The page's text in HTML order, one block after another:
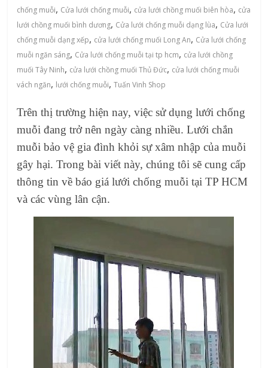
chống muỗi, Cửa lưới chống muỗi, cửa lưới chồng muối biên hòa, cửa
lưới chồng muối bình dương, Cửa lưới chống muỗi dạng lùa, Cửa lưới
chống muỗi dạng xếp, cửa lưới chống muối Long An, Cửa lưới chống
muỗi ngăn sáng, Cửa lưới chống muỗi tại tp hcm, cửa lưới chồng
muối Tây Ninh, cửa lưới chồng muối Thủ Đức, cửa lưới chống muỗi
vách ngăn, lưới chống muỗi,Tuấn Vinh Shop
Trên thị trường hiện nay, việc sử dụng lưới chống
muỗi đang trở nên ngày càng nhiều. Lưới chắn
muỗi bảo vệ gia đình khỏi sự xâm nhập của muỗi
gây hại. Trong bài viết này, chúng tôi sẽ cung cấp
thông tin về báo giá lưới chống muỗi tại TP HCM
và các vùng lân cận.